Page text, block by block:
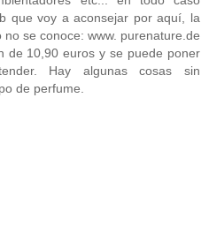
que voy a aconsejar por aquí, la
se conoce: www. purenature.de
de 10,90 euros y se puede poner
Hay algunas cosas sin
de perfume.